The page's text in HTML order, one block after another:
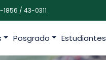
/ 43-0311
Posgrado Estudiantes